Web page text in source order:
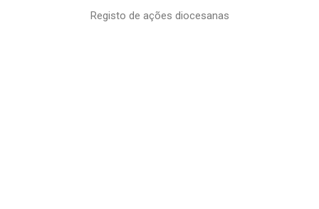
Registo de ações diocesanas